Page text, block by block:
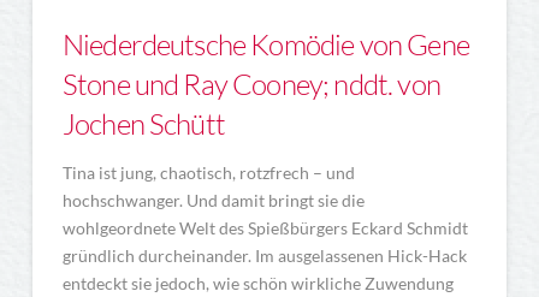
Niederdeutsche Komödie von Gene
Stone und Ray Cooney; nddt. von
Jochen Schütt
Tina ist jung, chaotisch, rotzfrech – und
hochschwanger. Und damit bringt sie die
wohlgeordnete Welt des Spießbürgers Eckard Schmidt
gründlich durcheinander. Im ausgelassenen Hick-Hack
entdeckt sie jedoch, wie schön wirkliche Zuwendung